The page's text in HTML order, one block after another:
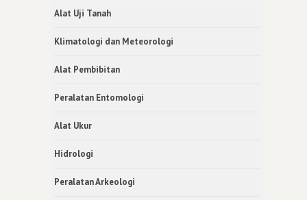
Alat Uji Tanah
Klimatologi dan Meteorologi
Alat Pembibitan
Peralatan Entomologi
Alat Ukur
Hidrologi
Peralatan Arkeologi